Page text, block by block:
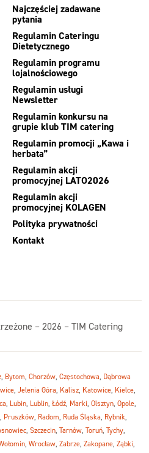
Najczęściej zadawane
pytania
Regulamin Cateringu
Dietetycznego
Regulamin programu
lojalnościowego
Regulamin usługi
Newsletter
Regulamin konkursu na
grupie klub TIM catering
Regulamin promocji „Kawa i
herbata”
Regulamin akcji
promocyjnej LATO2026
Regulamin akcji
promocyjnej KOLAGEN
Polityka prywatności
Kontakt
– 2026 – TIM Catering
, Bytom, Chorzów, Częstochowa, Dąbrowa
, Jelenia Góra, Kalisz, Katowice, Kielce,
, Lubin, Lublin, Łódź, Marki, Olsztyn, Opole,
, Pruszków, Radom, Ruda Śląska, Rybnik,
, Szczecin, Tarnów, Toruń, Tychy,
, Wrocław, Zabrze, Zakopane, Ząbki,